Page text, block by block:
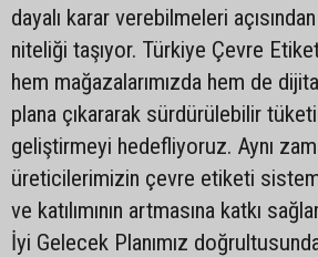
dayalı karar verebilmeleri
niteliği taşıyor. Türkiye Çevre
hem mağazalarımızda hem de
plana çıkararak sürdürülebilir
geliştirmeyi hedefliyoruz. Aynı
üreticilerimizin çevre etiketi
ve katılımının artmasına katkı
İyi Gelecek Planımız